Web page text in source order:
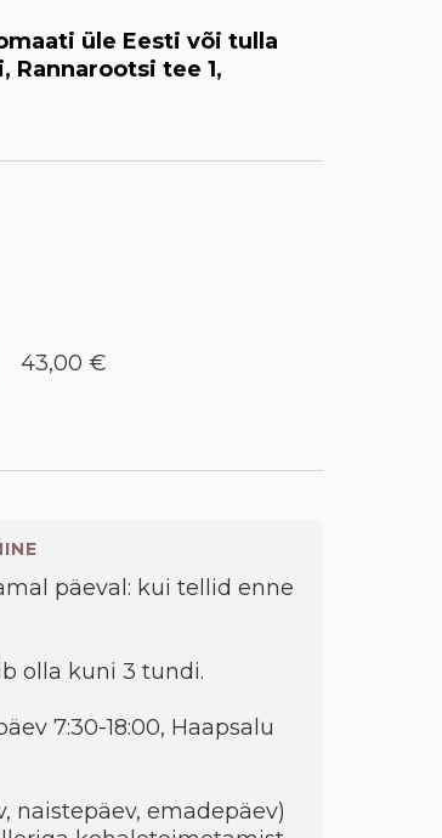
üle Eesti või tulla
tee 1,
43,00 €
päeval: kui tellid enne
olla kuni 3 tundi.
7:30-18:00, Haapsalu
naistepäev, emadepäev)